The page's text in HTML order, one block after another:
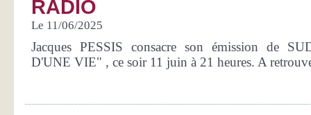
RADIO
Le 11/06/2025
Jacques PESSIS consacre son émission de
D'UNE VIE" , ce soir 11 juin à 21 heures. A